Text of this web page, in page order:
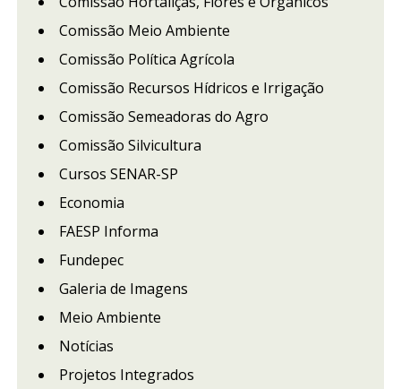
Comissão Meio Ambiente
Comissão Política Agrícola
Comissão Recursos Hídricos e Irrigação
Comissão Semeadoras do Agro
Comissão Silvicultura
Cursos SENAR-SP
Economia
FAESP Informa
Fundepec
Galeria de Imagens
Meio Ambiente
Notícias
Projetos Integrados